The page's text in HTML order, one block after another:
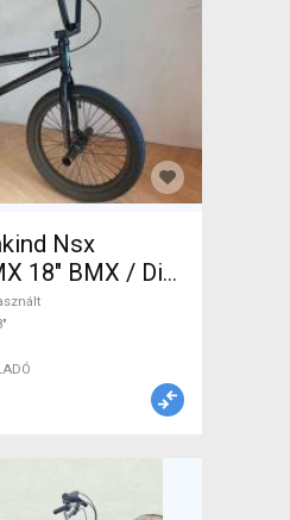
Nsx
18" BMX / Dirt